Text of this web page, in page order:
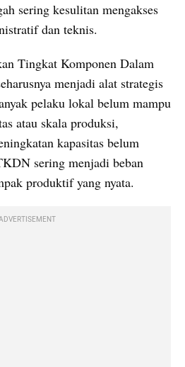
sering kesulitan mengakses
dan teknis.
Tingkat Komponen Dalam
menjadi alat strategis
pelaku lokal belum mampu
atau skala produksi,
kapasitas belum
sering menjadi beban
produktif yang nyata.